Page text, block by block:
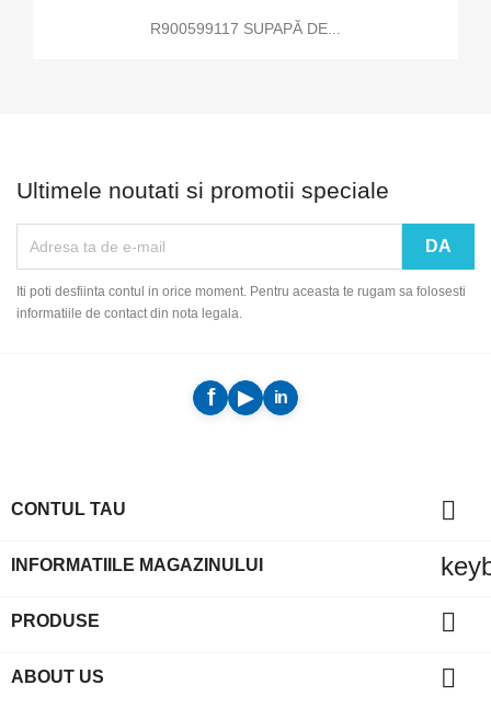
R900599117 SUPAPĂ DE...
Ultimele noutati si promotii speciale
Iti poti desfiinta contul in orice moment. Pentru aceasta te rugam sa folosesti
informatiile de contact din nota legala.
CONTUL TAU 
INFORMATIILE MAGAZINULUI
PRODUSE 
ABOUT US 